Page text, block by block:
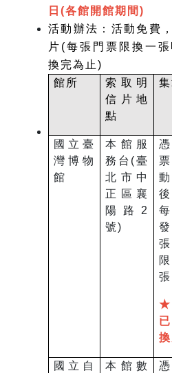
日 (各館開館期間 )
活動辦法：活動免費
片 (每張門票限換一
換完為止 )
館所
索取明
信片地
點
國立臺
灣博物
館
本館服
務台 (臺
北市中
正區襄
陽路 2
號)
張
★
國立自
本館數